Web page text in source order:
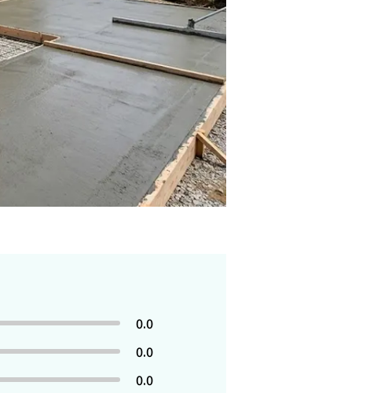
0.0
0.0
0.0